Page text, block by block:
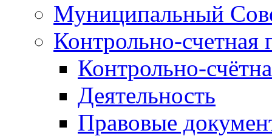
Муниципальный
Контрольно-счетная
Контрольно-
Деятельность
Правовые